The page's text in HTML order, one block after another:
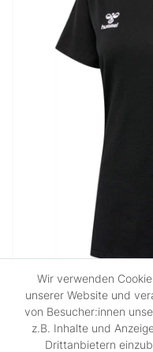
Hummel
Wir verwenden
unserer Website und
von Besucher:innen
z.B. Inhalte und
Drittanbietern